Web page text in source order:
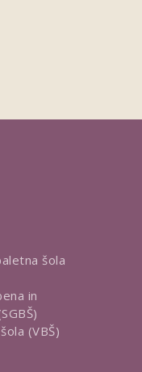
šola
in
(VBŠ)